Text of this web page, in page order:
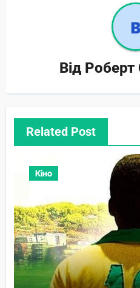
Від Роберт
Related Post
Кіно